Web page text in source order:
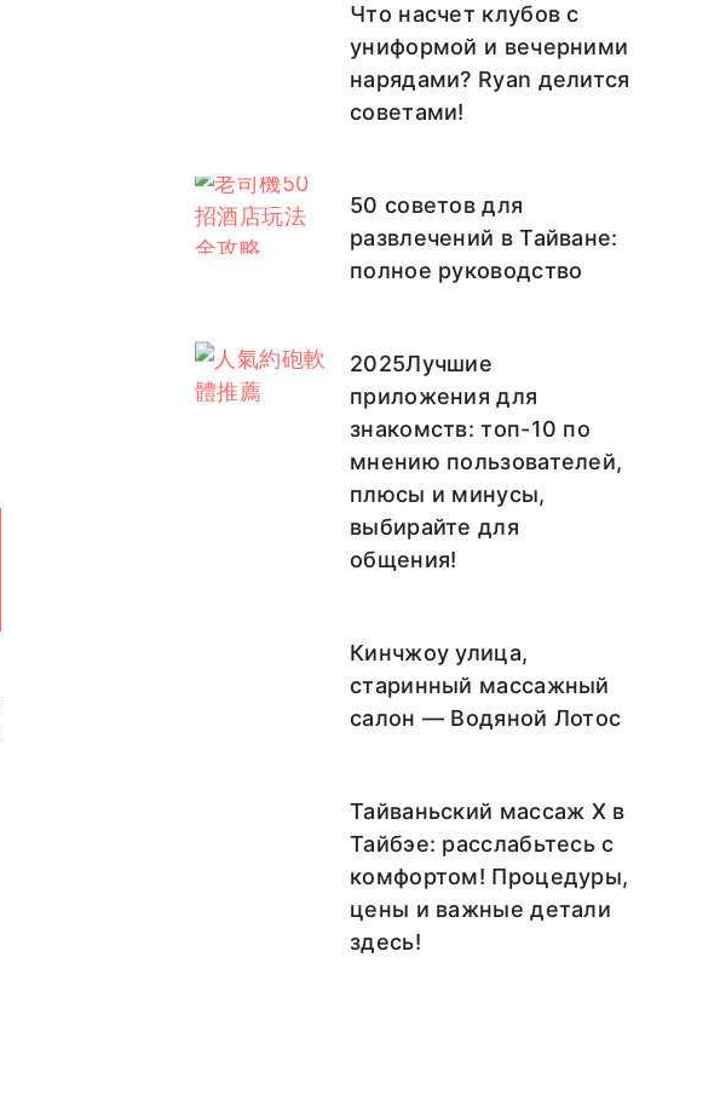
Что насчет клубов с
униформой и вечерними
нарядами? Ryan делится
советами!
50 советов для
развлечений в Тайване:
полное руководство
2025Лучшие
приложения для
знакомств: топ-10 по
мнению пользователей,
плюсы и минусы,
выбирайте для
общения!
Кинчжоу улица,
старинный массажный
салон — Водяной Лотос
Тайваньский массаж X в
Тайбэе: расслабьтесь с
комфортом! Процедуры,
цены и важные детали
здесь!